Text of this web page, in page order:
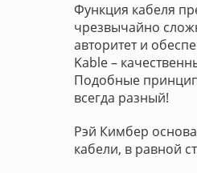
Функция кабеля
чрезвычайно
авторитет и
Kable –
Подобные
всегда разный!
Рэй Кимбер
кабели, в равной